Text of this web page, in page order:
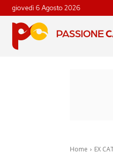
giovedì 6 Agosto 2026
Home EX